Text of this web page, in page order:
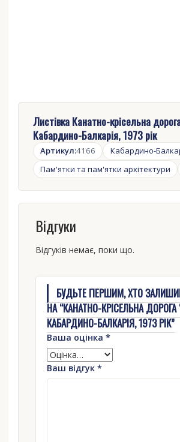
Листівка Канатно-крісельна
Кабардино-Балкарія, 1973 рік
Артикул:4166
Кабардино-
Пам'ятки та пам'ятки архітектури
Відгуки
Відгуків немає, поки що.
БУДЬТЕ ПЕРШИМ, ХТО
НА “КАНАТНО-КРІСЕЛЬНА ДОРОГА
КАБАРДИНО-БАЛКАРІЯ, 1973 РІК”
Ваша оцінка *
Ваш відгук *